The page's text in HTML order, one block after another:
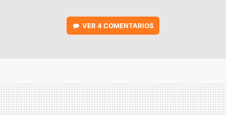
VER 4 COMENTARIOS